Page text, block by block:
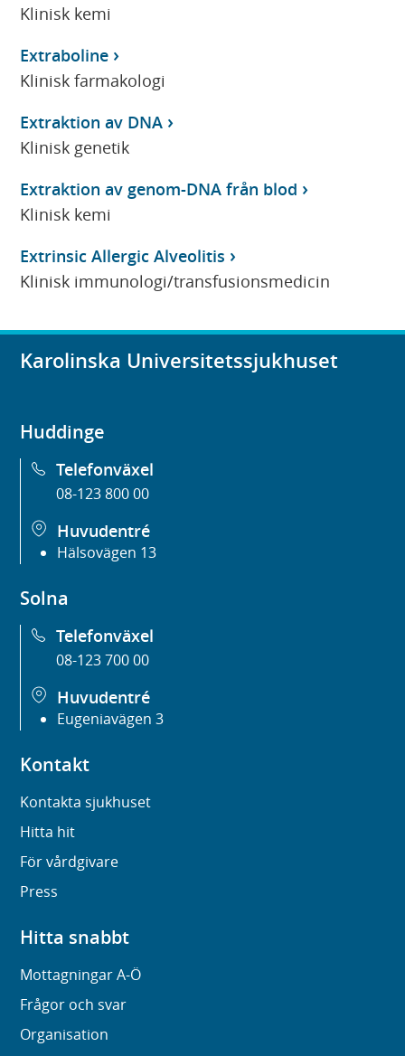
Klinisk kemi
Extraboline
Klinisk farmakologi
Extraktion av DNA
Klinisk genetik
Extraktion av genom-DNA från blod
Klinisk kemi
Extrinsic Allergic Alveolitis
Klinisk immunologi/transfusionsmedicin
Karolinska Universitetssjukhuset
Huddinge
Telefonväxel
08-123 800 00
Huvudentré
Hälsovägen 13
Solna
Telefonväxel
08-123 700 00
Huvudentré
Eugeniavägen 3
Kontakt
Kontakta sjukhuset
Hitta hit
För vårdgivare
Press
Hitta snabbt
Mottagningar A-Ö
Frågor och svar
Organisation